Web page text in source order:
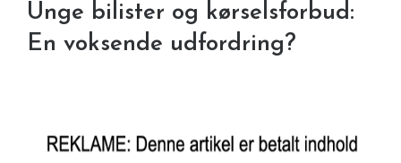
Unge bilister og kørselsforbud:
En voksende udfordring?